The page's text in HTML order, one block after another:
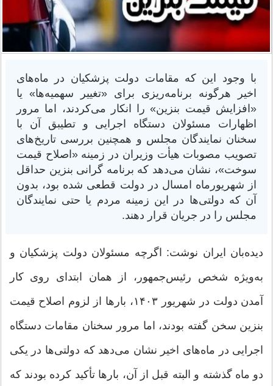
با وجود این که مقامات دولت پزشکیان در ماه‌های
اخیر هرگونه برنامه‌ریزی برای «تغییر سهمیه‌ها» یا
«افزایش قیمت بنزین» را انکار می‌کردند، اما مرور
اظهارات مسئولان دستگاه اجرایی و تطیبق آن با
سخنان نمایندگان مجلس و همچنین بررسی تاریخ‌های
تصویب مصوبات هیأت وزیران در زمینه «اصلاح قیمت
سوخت»، نشان می‌دهد که برنامه گرانی بنزین حداقل
از شهریورماه امسال در دولت قطعی شده بود، بدون
آن که دولتی‌ها در این زمینه مردم یا حتی نمایندگان
مجلس را در جریان قرار دهند.
دیده‌بان ایران نوشت: اگرچه مسئولان دولت پزشکیان و
به‌ویژه شخص رئیس‌جمهور، از همان ابتدای روی کار
آمدن دولت در شهریور ۱۴۰۳، بارها از لزوم اصلاح قیمت
بنزین سخن گفته بودند، اما مرور سخنان مقامات دستگاه
اجرایی در ماه‌های اخیر نشان می‌دهد که دولتی‌ها در یکی
دو ماه گذشته و البته قبل از آن، بارها تأکید کرده بودند که